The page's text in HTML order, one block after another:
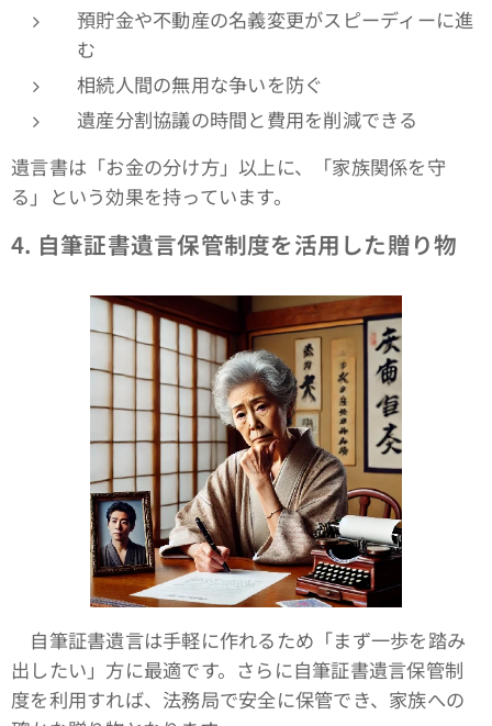
預貯金や不動産の名義変更がスピーディーに進
む
相続人間の無用な争いを防ぐ
遺産分割協議の時間と費用を削減できる
遺言書は「お金の分け方」以上に、「家族関係を守
る」という効果を持っています。
4. 自筆証書遺言保管制度を活用した贈り物
自筆証書遺言は手軽に作れるため「まず一歩を踏み
出したい」方に最適です。さらに自筆証書遺言保管制
度を利用すれば、法務局で安全に保管でき、家族への